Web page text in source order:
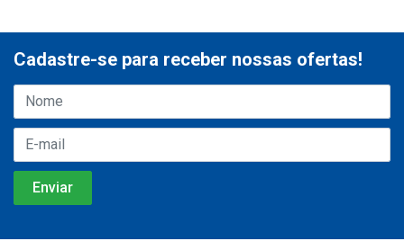
Cadastre-se para receber nossas ofertas!